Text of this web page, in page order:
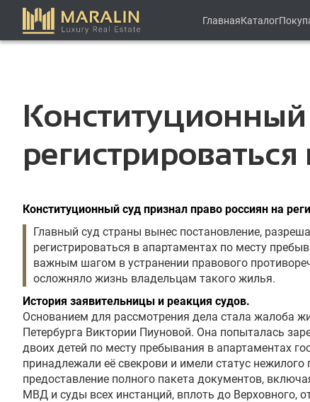
ГлавнаяКаталог
Конституционный суд признал право россиян на
Главный суд страны вынес постановление,
регистрироваться в апартаментах по месту
важным шагом в устранении правового
осложняло жизнь владельцам такого жилья.
История заявительницы и реакция судов.
Основанием для рассмотрения дела стала жалоба
Петербурга Виктории Пиуновой. Она попыталась
двоих детей по месту пребывания в апартаментах
принадлежали её свекрови и имели статус
предоставление полного пакета документов,
МВД и суды всех инстанций, вплоть до Верховного,